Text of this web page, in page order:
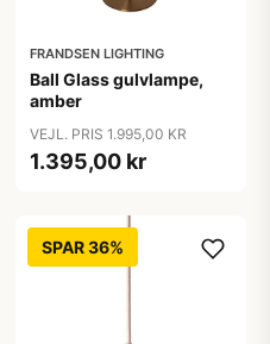
FRANDSEN LIGHTING
Ball Glass gulvlampe,
amber
VEJL. PRIS 1.995,00 KR
1.395,00 kr
SPAR 36%